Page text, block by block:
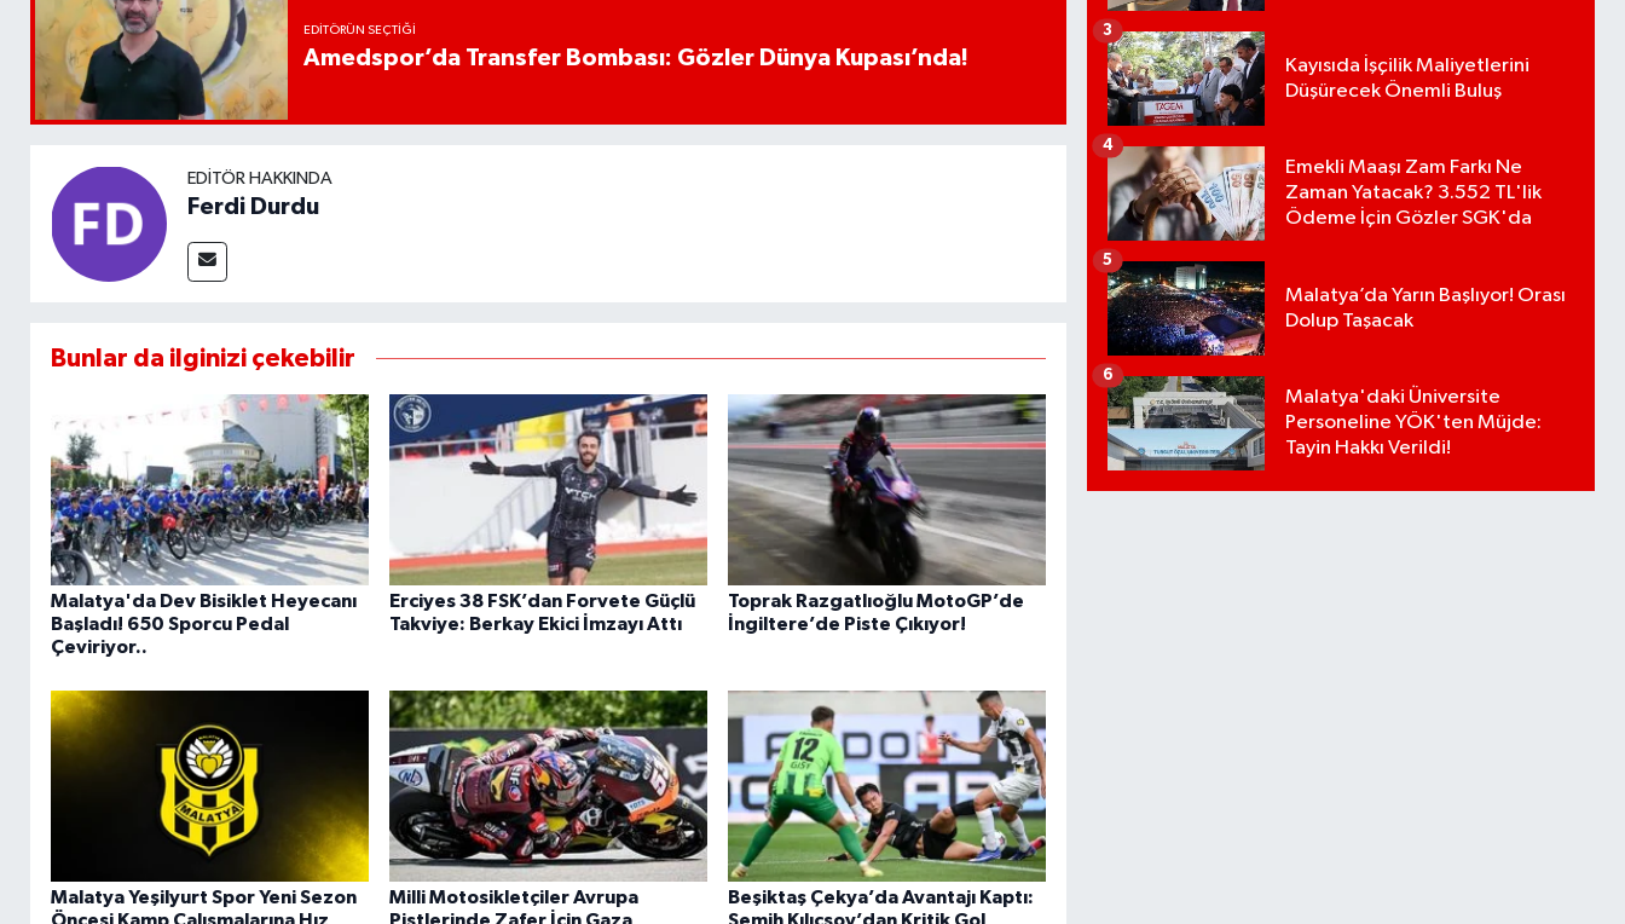
EDITÖRÜN SEÇTIĞI
Amedspor’da Transfer Bombası: Gözler Dünya Kupası’nda!
EDITÖR HAKKINDA
Ferdi Durdu
Bunlar da ilginizi çekebilir
Malatya'da Dev Bisiklet Heyecanı
Başladı! 650 Sporcu Pedal
Çeviriyor..
Erciyes 38 FSK’dan Forvete Güçlü
Takviye: Berkay Ekici İmzayı Attı
Toprak Razgatlıoğlu MotoGP’de
İngiltere’de Piste Çıkıyor!
Malatya Yeşilyurt Spor Yeni Sezon
Milli Motosikletçiler Avrupa
Beşiktaş Çekya’da Avantajı Kaptı:
Kayısıda İşçilik Maliyetlerini
Düşürecek Önemli Buluş
3
Emekli Maaşı Zam Farkı Ne
Zaman Yatacak? 3.552 TL'lik
Ödeme İçin Gözler SGK'da
4
Malatya’da Yarın Başlıyor! Orası
Dolup Taşacak
5
Malatya'daki Üniversite
Personeline YÖK'ten Müjde:
Tayin Hakkı Verildi!
6